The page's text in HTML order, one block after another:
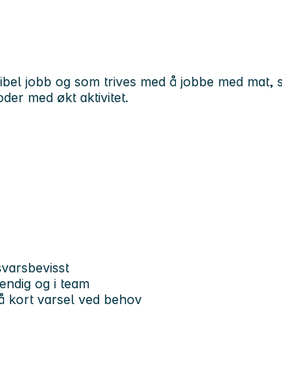
jobb og som trives med å jobbe med
med økt aktivitet.
og i team
kort varsel ved behov